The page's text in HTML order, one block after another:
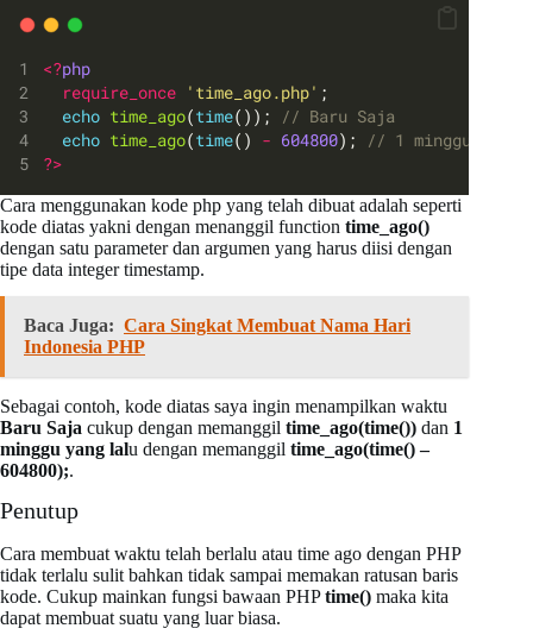
<?php
require_once 'time_ago.php' ;
echo time_ago(time()); // Baru Saja
echo time_ago(time() - 604800); // 1 minggu yang
?>
Cara menggunakan kode php yang telah dibuat adalah seperti
kode diatas yakni dengan menanggil function time_ago()
dengan satu parameter dan argumen yang harus diisi dengan
tipe data integer timestamp.
Baca Juga: Cara Singkat Membuat Nama Hari
Indonesia PHP
Sebagai contoh, kode diatas saya ingin menampilkan waktu
Baru Saja cukup dengan memanggil time_ago(time()) dan 1
minggu yang lalu dengan memanggil time_ago(time() –
604800);.
Penutup
Cara membuat waktu telah berlalu atau time ago dengan PHP
tidak terlalu sulit bahkan tidak sampai memakan ratusan baris
kode. Cukup mainkan fungsi bawaan PHPtime() maka kita
dapat membuat suatu yang luar biasa.